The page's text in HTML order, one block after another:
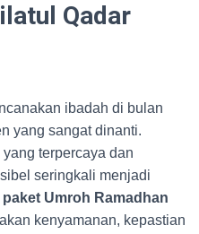
Qadar
ibadah di bulan
yang sangat dinanti.
terpercaya dan
seringkali menjadi
paket Umroh Ramadhan
kenyamanan, kepastian